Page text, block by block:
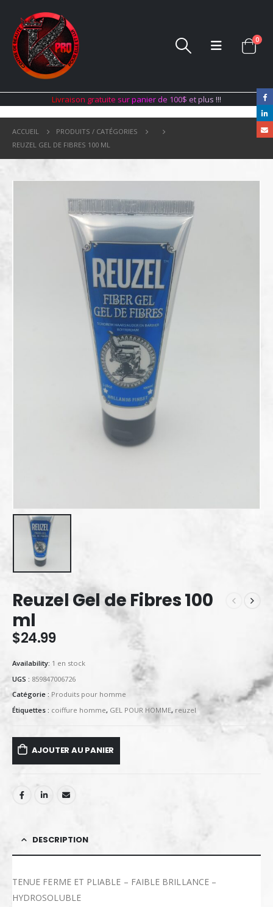
0
Livraison gratuite surpanier de 100$ etplus !!!
ACCUEIL
PRODUITS / CATÉGORIES
REUZEL GEL DE FIBRES 100 ML
Reuzel Gel de Fibres 100
ml
$24.99
Availability: 1 en stock
UGS : 859847006726
Catégorie : Produits pour homme
Étiquettes : coiffure homme, GEL POUR HOMME, reuzel
AJOUTER AU PANIER
DESCRIPTION
TENUE FERME ET PLIABLE – FAIBLE BRILLANCE –
HYDROSOLUBLE